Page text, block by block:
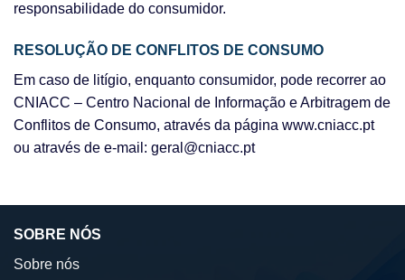
responsabilidade do consumidor.
RESOLUÇÃO DE CONFLITOS DE CONSUMO
Em caso de litígio, enquanto consumidor, pode recorrer ao
CNIACC – Centro Nacional de Informação e Arbitragem de
Conflitos de Consumo, através da página www.cniacc.pt
ou através de e-mail: geral@cniacc.pt
SOBRE NÓS
Sobre nós